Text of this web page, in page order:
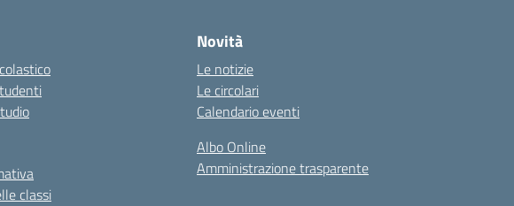
classi
Novità
Le notizie
Le circolari
Calendario eventi
Albo Online
Amministrazione trasparente